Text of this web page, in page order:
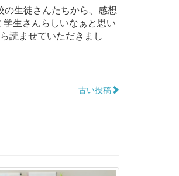
生徒さんたちから、感想
生さんらしいなぁと思い
読ませていただきまし
古い投稿